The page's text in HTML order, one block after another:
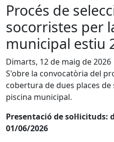
Procés de
socorristes per
municipal estiu
Dimarts, 12 de maig de 2026
S'obre la convocatòria del
cobertura de dues places
piscina municipal.
Presentació de sol·licituds:
01/06/2026